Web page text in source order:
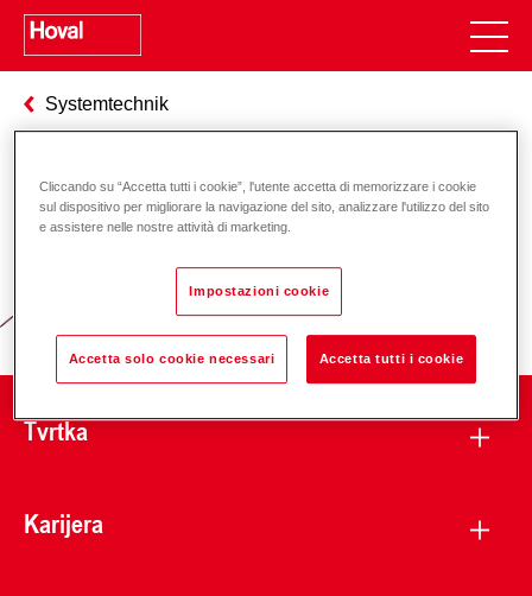
Systemtechnik
Odgovornost za energiju i okoliš
Tvrtka
Karijera
Cliccando su “Accetta tutti i cookie”, l'utente accetta di memorizzare i cookie
sul dispositivo per migliorare la navigazione del sito, analizzare l'utilizzo del sito
e assistere nelle nostre attività di marketing.
Impostazioni cookie
Accetta solo cookie necessari Accetta tutti i cookie